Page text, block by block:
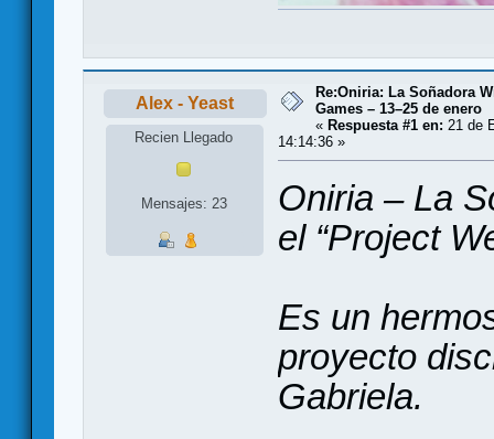
Alex - Yeast
Recien Llegado
Mensajes: 23
Re:Oniria: La Soñadora
Games – 13–25 de enero
« Respuesta #1 en: 21 de
14:14:36 »
Oniria – La
el “Project
Es un
proyecto
Gabriela.